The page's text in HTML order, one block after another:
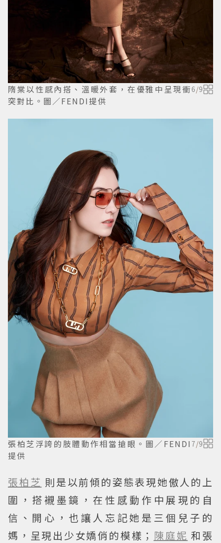
隋棠以性感內搭、溫暖外套，在優雅中呈現衝
突對比。圖／FENDI提供
6/9
張柏芝浮誇的肢體動作相當搶眼。圖／FENDI
提供
7/9
張柏芝 則是以前傾的姿態表現她傲人的上
圍，搭襯墨鏡，在性感動作中展現的自
信、開心，也讓人忘記她是三個兒子的
媽，呈現出少女嬌俏的模樣； 陳庭妮 和張